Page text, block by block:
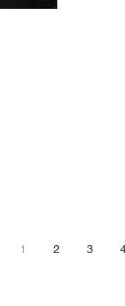
1 2 3